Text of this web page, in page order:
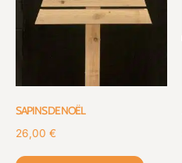
SAPINS DE NOËL
26,00 €